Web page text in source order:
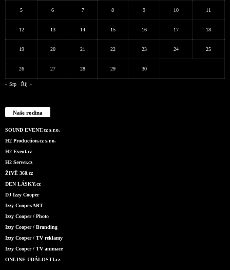
5 6 7 8 9 10 11
12 13 14 15 16 17 18
19 20 21 22 23 24 25
26 27 28 29 30
« Srp Říj »
Naše rodina
SOUND EVENT.cz s.r.o.
H2 Production.cz s.r.o.
H2 Event.cz
H2 Server.cz
ŽIVĚ 360.cz
DEN LÁSKY.cz
DJ Izzy Cooper
Izzy Cooper.ART
Izzy Cooper / Photo
Izzy Cooper / Branding
Izzy Cooper / TV reklamy
Izzy Cooper / TV animace
ONLINE UDÁLOSTI.cz